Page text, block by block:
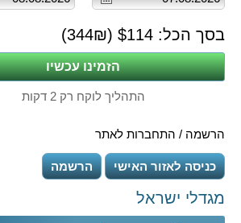
בסך הכל: $ 114
(
344₪)
התהליך לוקח רק 2 דקות
הרשמה / התחברות לאתר
כניסה לאזור האישי הרשמה
מגדלי ישראל